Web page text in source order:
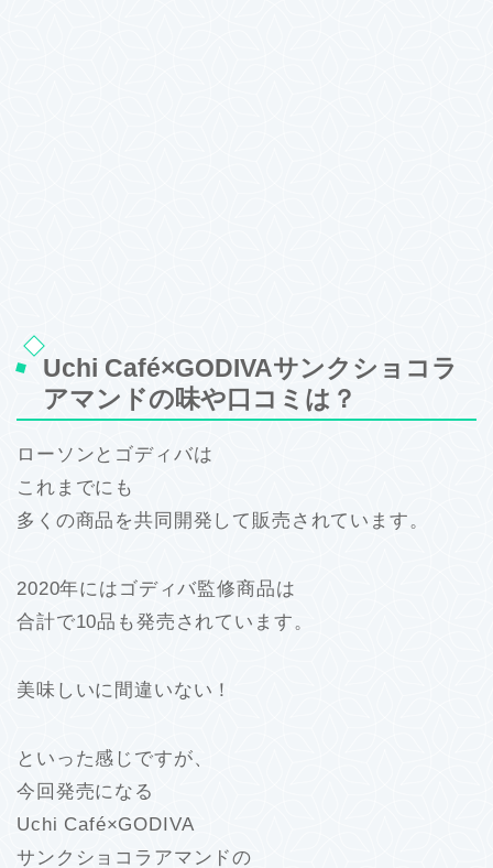
Uchi Café×GODIVAサンクショコラ
アマンドの味や口コミは？
ローソンとゴディバは
これまでにも
多くの商品を共同開発して販売されています。
2020年にはゴディバ監修商品は
合計で10品も発売されています。
美味しいに間違いない！
といった感じですが、
今回発売になる
Uchi Café×GODIVA
サンクショコラアマンドの